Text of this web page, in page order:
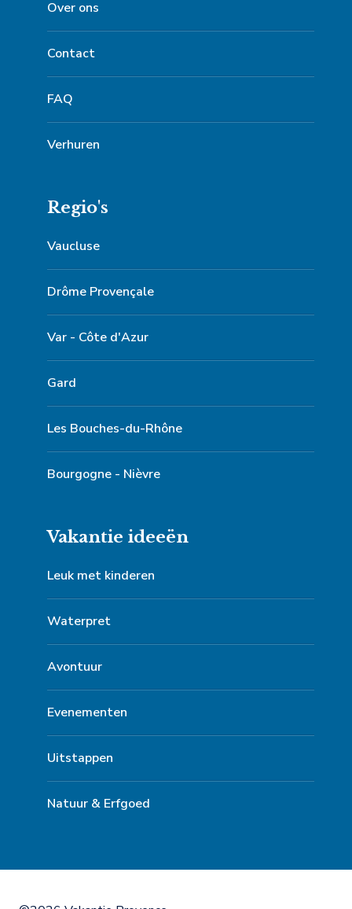
Over ons
Contact
FAQ
Verhuren
Regio's
Vaucluse
Drôme Provençale
Var - Côte d'Azur
Gard
Les Bouches-du-Rhône
Bourgogne - Nièvre
Vakantie ideeën
Leuk met kinderen
Waterpret
Avontuur
Evenementen
Uitstappen
Natuur & Erfgoed